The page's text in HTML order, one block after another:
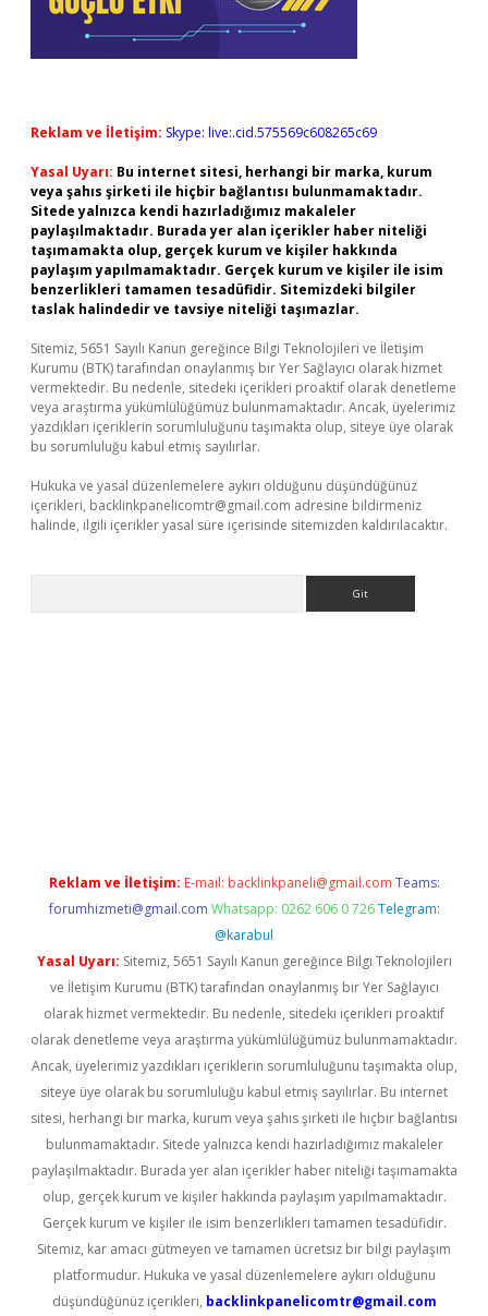
Reklam ve İletişim: Skype: live:.cid.575569c608265c69
Yasal Uyarı: Bu internet sitesi, herhangi bir marka, kurum
veya şahıs şirketi ile hiçbir bağlantısı bulunmamaktadır.
Sitede yalnızca kendi hazırladığımız makaleler
paylaşılmaktadır. Burada yer alan içerikler haber niteliği
taşımamakta olup, gerçek kurum ve kişiler hakkında
paylaşım yapılmamaktadır. Gerçek kurum ve kişiler ile isim
benzerlikleri tamamen tesadüfidir. Sitemizdeki bilgiler
taslak halindedir ve tavsiye niteliği taşımazlar.
Sitemiz, 5651 Sayılı Kanun gereğince Bilgi Teknolojileri ve İletişim
Kurumu (BTK) tarafından onaylanmış bir Yer Sağlayıcı olarak hizmet
vermektedir. Bu nedenle, sitedeki içerikleri proaktif olarak denetleme
veya araştırma yükümlülüğümüz bulunmamaktadır. Ancak, üyelerimiz
yazdıkları içeriklerin sorumluluğunu taşımakta olup, siteye üye olarak
bu sorumluluğu kabul etmiş sayılırlar.
Hukuka ve yasal düzenlemelere aykırı olduğunu düşündüğünüz
içerikleri, backlinkpanelicomtr@gmail.com adresine bildirmeniz
halinde, ilgili içerikler yasal süre içerisinde sitemizden kaldırılacaktır.
Reklam ve İletişim: E-mail: backlinkpaneli@gmail.com Teams:
forumhizmeti@gmail.com Whatsapp: 0262 606 0 726 Telegram:
@karabul
Yasal Uyarı: Sitemiz, 5651 Sayılı Kanun gereğince Bilgi Teknolojileri
ve İletişim Kurumu (BTK) tarafından onaylanmış bir Yer Sağlayıcı
olarak hizmet vermektedir. Bu nedenle, sitedeki içerikleri proaktif
olarak denetleme veya araştırma yükümlülüğümüz bulunmamaktadır.
Ancak, üyelerimiz yazdıkları içeriklerin sorumluluğunu taşımakta olup,
siteye üye olarak bu sorumluluğu kabul etmiş sayılırlar. Bu internet
sitesi, herhangi bir marka, kurum veya şahıs şirketi ile hiçbir bağlantısı
bulunmamaktadır. Sitede yalnızca kendi hazırladığımız makaleler
paylaşılmaktadır. Burada yer alan içerikler haber niteliği taşımamakta
olup, gerçek kurum ve kişiler hakkında paylaşım yapılmamaktadır.
Gerçek kurum ve kişiler ile isim benzerlikleri tamamen tesadüfidir.
Sitemiz, kar amacı gütmeyen ve tamamen ücretsiz bir bilgi paylaşım
platformudur. Hukuka ve yasal düzenlemelere aykırı olduğunu
düşündüğünüz içerikleri, backlinkpanelicomtr@gmail.com